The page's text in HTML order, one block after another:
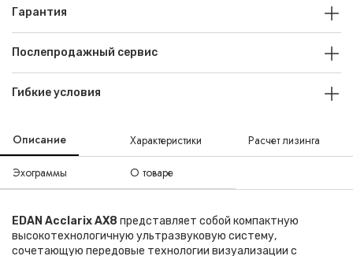
Гарантия
Послепродажный сервис
Гибкие условия
Описание Характеристики Расчет лизинга
Эхограммы О товаре
EDAN Acclarix AX8 представляет собой компактную
высокотехнологичную ультразвуковую систему,
сочетающую передовые технологии визуализации с